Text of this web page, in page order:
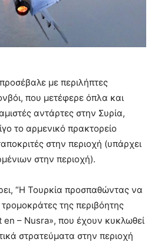
με περιλήπτες
που μετέφερε όπλα και
αντάρτες στην Συρία,
το αρμενικό πρακτορείο
στην περιοχή (υπάρχει
στην περιοχή).
“Η Τουρκία προσπαθώντας να
τρομοκράτες της περιβόητης
– Nusra», που έχουν κυκλωθεί
στρατεύματα στην περιοχή